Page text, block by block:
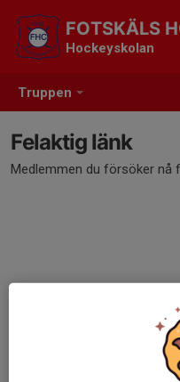
Truppen
FOTSKÄLS
Hockeyskolan
Felaktig länk
Medlemmen du försöker nå